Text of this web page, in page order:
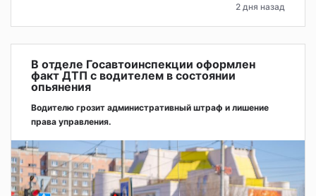
2 дня назад
В отделе Госавтоинспекции оформлен
факт ДТП с водителем в состоянии
опьянения
Водителю грозит административный штраф и лишение
права управления.